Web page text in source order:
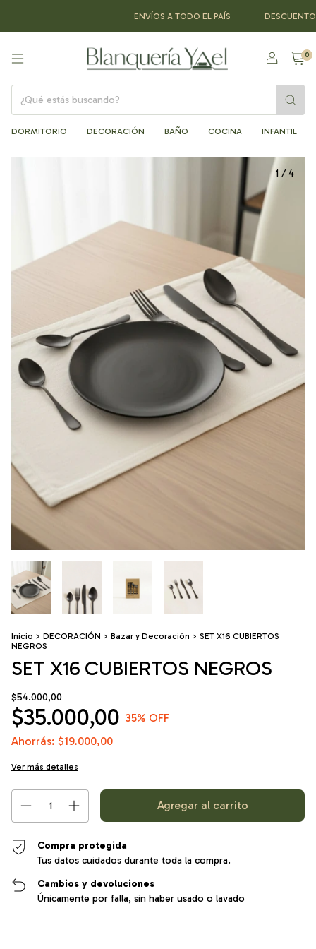
ENVÍOS A TODO EL PAÍS DESCUENTOS
0
DORMITORIO DECORACIÓN BAÑO COCINA INFANTIL
1 / 4
Inicio > DECORACIÓN > Bazar y Decoración > SET X16 CUBIERTOS
NEGROS
SET X16 CUBIERTOS NEGROS
$54.000,00
$35.000,00 35% OFF
Ahorrás: $19.000,00
Ver más detalles
Compra protegida
Tus datos cuidados durante toda la compra.
Cambios y devoluciones
Únicamente por falla, sin haber usado o lavado